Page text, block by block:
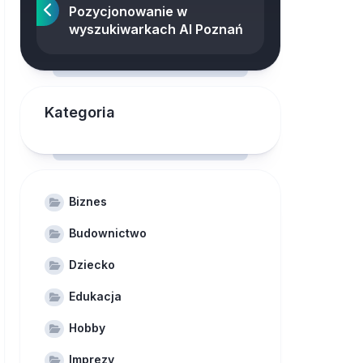
Pozycjonowanie w
wyszukiwarkach AI Poznań
Kategoria
Biznes
Budownictwo
Dziecko
Edukacja
Hobby
Imprezy